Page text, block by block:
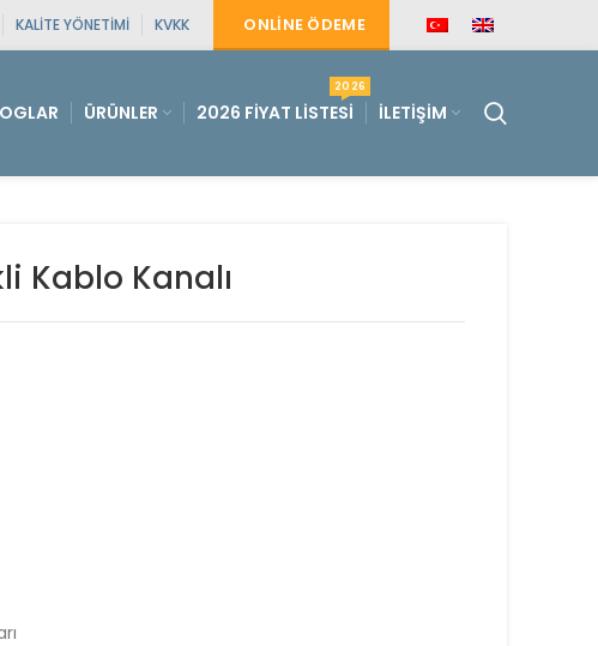
KALITE YÖNETIMI KVKK ONLINE ÖDEME
ÜRÜNLER 2026 FIYAT LISTESI
2026
İLETIŞIM
Kablo Kanalı